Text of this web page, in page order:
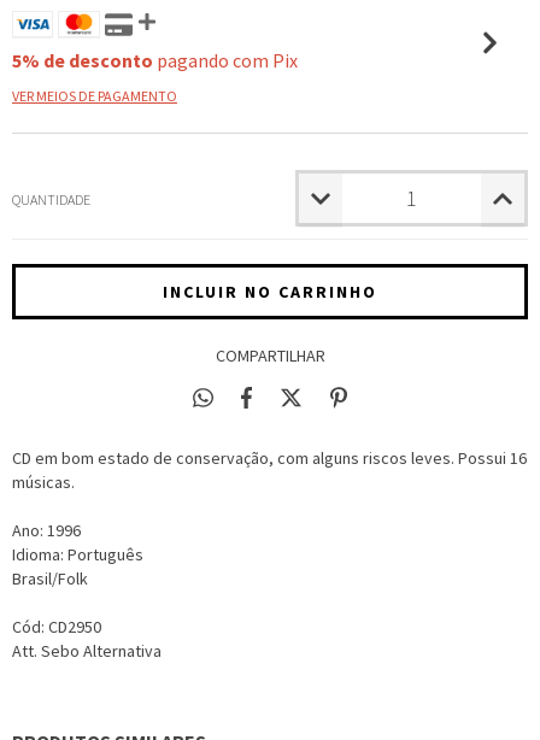
5% de desconto pagando com Pix
VER MEIOS DE PAGAMENTO
QUANTIDADE
COMPARTILHAR
CD em bom estado de conservação, com alguns riscos leves. Possui 16
músicas.
Ano: 1996
Idioma: Português
Brasil/Folk
Cód: CD2950
Att. Sebo Alternativa